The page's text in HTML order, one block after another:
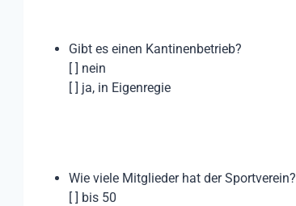
Gibt es einen Kantinenbetrieb?
[ ] nein
[ ] ja, in Eigenregie
Wie viele Mitglieder hat der Sportverein?
[ ] bis 50